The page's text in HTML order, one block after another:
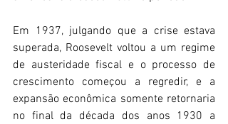
Em 1937, julgando que a crise estava
superada, Roosevelt voltou a um regime
de austeridade fiscal e o processo de
crescimento começou a regredir, e a
expansão econômica somente retornaria
no final da década dos anos 1930 a